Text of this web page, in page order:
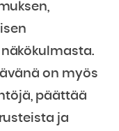
on myös
päättää
ja